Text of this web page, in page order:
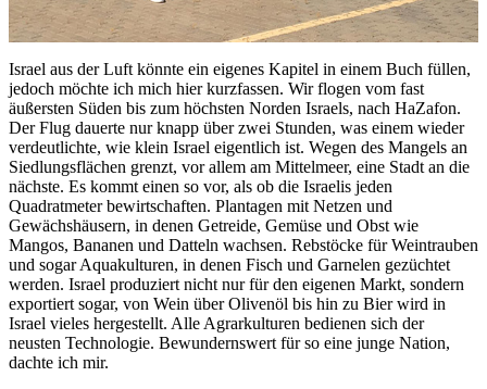
Israel aus der Luft könnte ein eigenes Kapitel in einem Buch füllen,
jedoch möchte ich mich hier kurzfassen. Wir flogen vom fast
äußersten Süden bis zum höchsten Norden Israels, nach HaZafon.
Der Flug dauerte nur knapp über zwei Stunden, was einem wieder
verdeutlichte, wie klein Israel eigentlich ist. Wegen des Mangels an
Siedlungsflächen grenzt, vor allem am Mittelmeer, eine Stadt an die
nächste. Es kommt einen so vor, als ob die Israelis jeden
Quadratmeter bewirtschaften. Plantagen mit Netzen und
Gewächshäusern, in denen Getreide, Gemüse und Obst wie
Mangos, Bananen und Datteln wachsen. Rebstöcke für Weintrauben
und sogar Aquakulturen, in denen Fisch und Garnelen gezüchtet
werden. Israel produziert nicht nur für den eigenen Markt, sondern
exportiert sogar, von Wein über Olivenöl bis hin zu Bier wird in
Israel vieles hergestellt. Alle Agrarkulturen bedienen sich der
neusten Technologie. Bewundernswert für so eine junge Nation,
dachte ich mir.